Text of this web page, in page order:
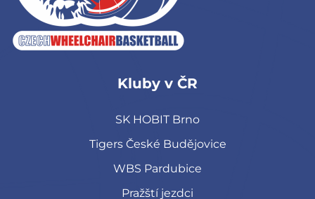
Kluby v ČR
SK HOBIT Brno
Tigers České Budějovice
WBS Pardubice
Pražští jezdci